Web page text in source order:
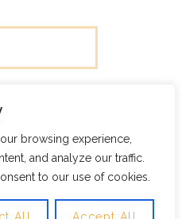
browsing experience,
and analyze our traffic.
to our use of cookies.